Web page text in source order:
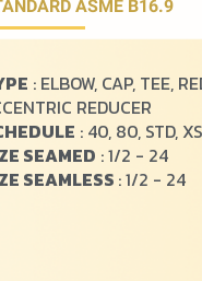
ASME B16.9
: ELBOW, CAP, TEE,
REDUCER
: 40, 80, STD, XS
SEAMED : 1/2 - 24
SEAMLESS : 1/2 - 24